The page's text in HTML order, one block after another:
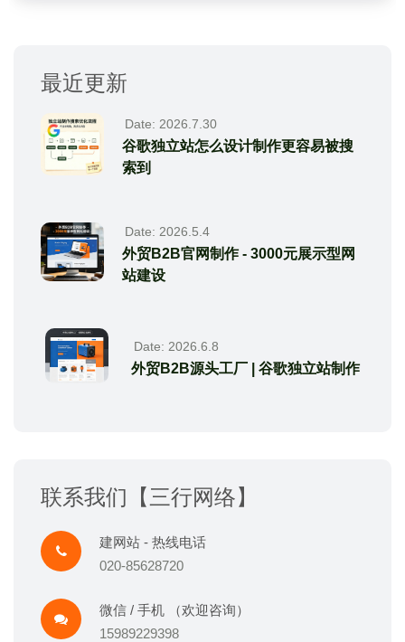
最近更新
Date: 2026.7.30
谷歌独立站怎么设计制作更容易被搜
索到
Date: 2026.5.4
外贸B2B官网制作 - 3000元展示型网
站建设
Date: 2026.6.8
外贸B2B源头工厂 | 谷歌独立站制作
联系我们【三行网络】
建网站 - 热线电话
020-85628720
微信 / 手机 （欢迎咨询）
15989229398